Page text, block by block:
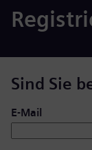
Sind Sie
Login: Benutzer
E-Mail